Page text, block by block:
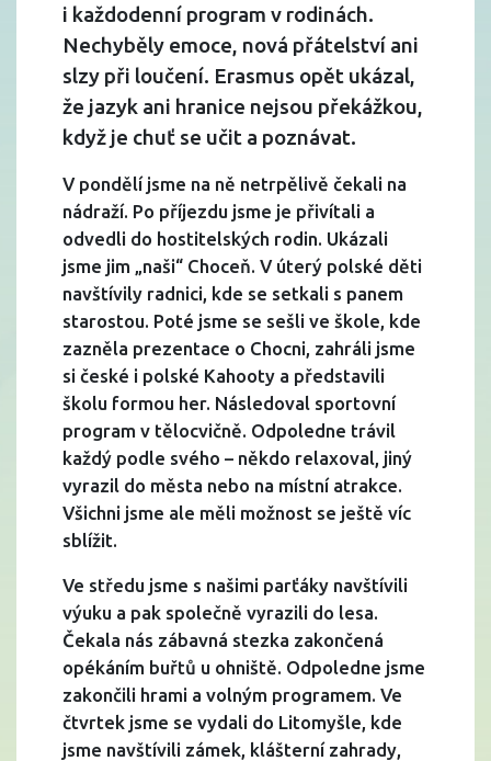
i každodenní program v rodinách.
Nechyběly emoce, nová přátelství ani
slzy při loučení. Erasmus opět ukázal,
že jazyk ani hranice nejsou překážkou,
když je chuť se učit a poznávat.
V pondělí jsme na ně netrpělivě čekali na
nádraží. Po příjezdu jsme je přivítali a
odvedli do hostitelských rodin. Ukázali
jsme jim „naši“ Choceň. V úterý polské děti
navštívily radnici, kde se setkali s panem
starostou. Poté jsme se sešli ve škole, kde
zazněla prezentace o Chocni, zahráli jsme
si české i polské Kahooty a představili
školu formou her. Následoval sportovní
program v tělocvičně. Odpoledne trávil
každý podle svého – někdo relaxoval, jiný
vyrazil do města nebo na místní atrakce.
Všichni jsme ale měli možnost se ještě víc
sblížit.
Ve středu jsme s našimi parťáky navštívili
výuku a pak společně vyrazili do lesa.
Čekala nás zábavná stezka zakončená
opékáním buřtů u ohniště. Odpoledne jsme
zakončili hrami a volným programem. Ve
čtvrtek jsme se vydali do Litomyšle, kde
jsme navštívili zámek, klášterní zahrady,